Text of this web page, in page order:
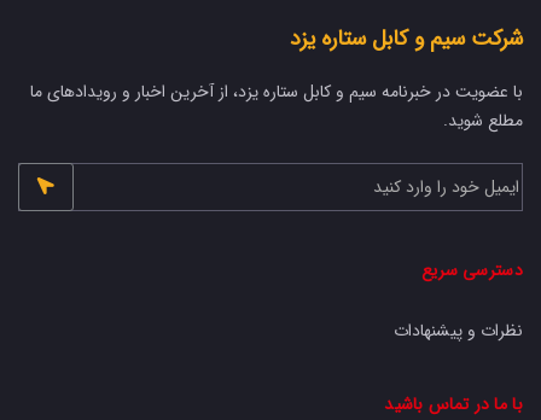
شرکت سیم و کابل ستاره یزد
با عضویت در خبرنامه سیم و کابل ستاره یزد، از آخرین اخبار و رویدادهای ما
مطلع شوید.
دسترسی سریع
نظرات و پیشنهادات
با ما در تماس باشید